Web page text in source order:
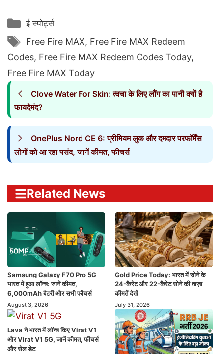
Categories
ई स्पोर्ट्स
Tags
Free Fire MAX, Free Fire MAX Redeem
Codes, Free Fire MAX Redeem Codes Today,
Free Fire MAX Today
Clove Water For Skin: त्वचा के लिए लौंग का पानी क्यों है
फायदेमंद?
OnePlus Nord CE 6: प्रीमियम लुक और दमदार परफॉर्मेंस
लोगों को आ रहा पसंद, जानें कीमत, फीचर्स
Related News
Samsung Galaxy F70 Pro 5G
भारत में हुआ लॉन्च: जानें कीमत,
6,000mAh बैटरी और सभी फीचर्स
August 3, 2026
Gold Price Today: भारत में सोने के
24-कैरेट और 22-कैरेट सोने की ताज़ा
कीमतें देखें
July 31, 2026
Lava ने भारत में लॉन्च किए Virat V1
और Virat V1 5G, जानें कीमत, फीचर्स
और सेल डेट